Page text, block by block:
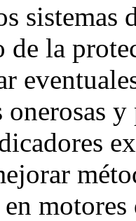
sistemas
de la
motores